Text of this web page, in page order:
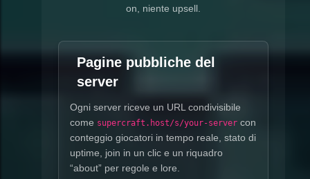
on, niente upsell.
Pagine pubbliche del
server
Ogni server riceve un URL condivisibile
come supercraft.host/s/your-server con
conteggio giocatori in tempo reale, stato di
uptime, join in un clic e un riquadro
“about” per regole e lore.